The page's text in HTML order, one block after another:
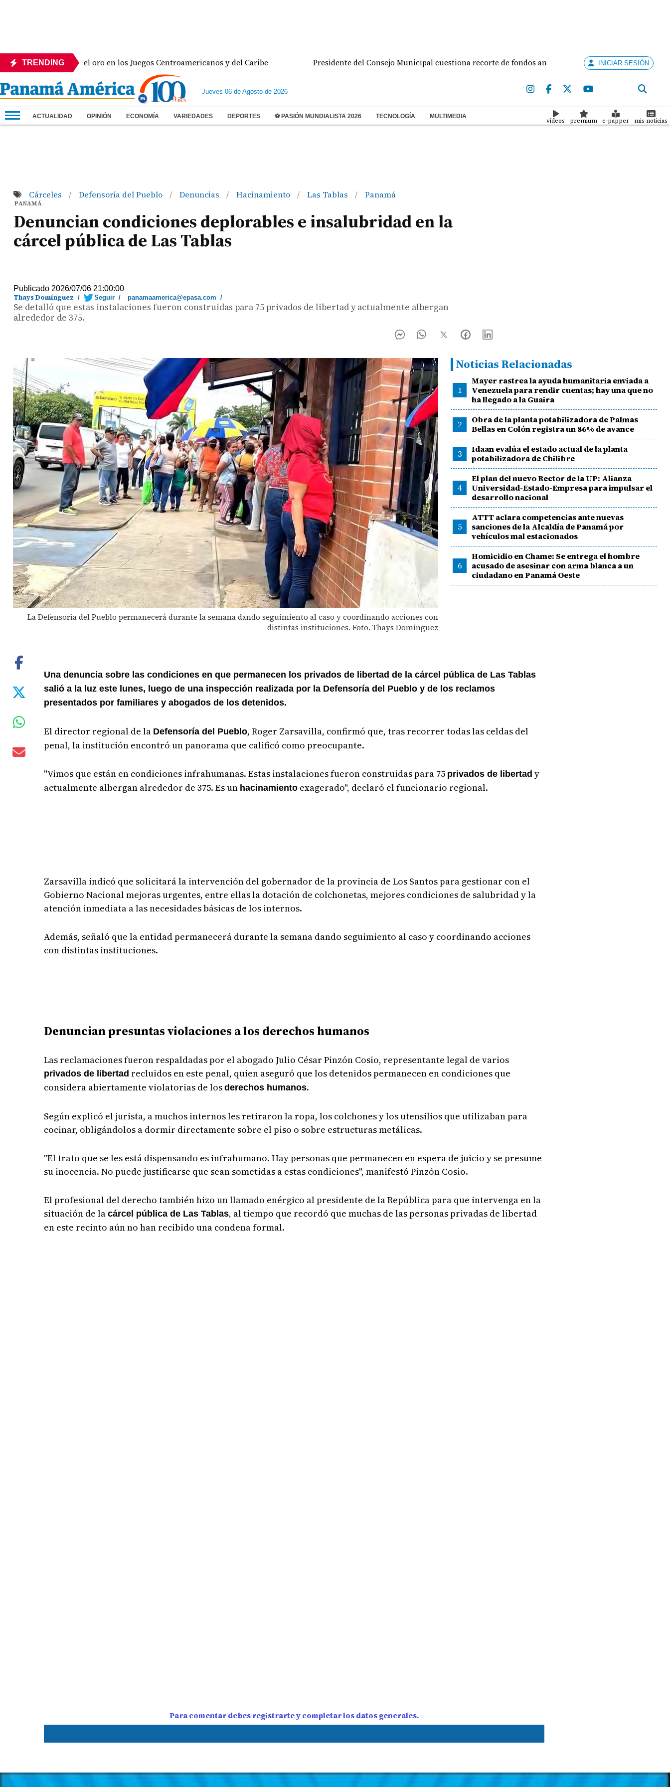
TRENDING
y va por el oro en los Juegos Centroamericanos y del Caribe Presidente del Consejo Municipal cuestiona recorte de fondos anunciado por la alcaldesa Alianza
INICIAR SESIÓN
Jueves 06 de Agosto de 2026
ACTUALIDAD OPINIÓN ECONOMÍA VARIEDADES DEPORTES ⚽ PASIÓN MUNDIALISTA 2026 TECNOLOGÍA MULTIMEDIA
videos premium e-papper mis noticias
Cárceles / Defensoría del Pueblo / Denuncias / Hacinamiento / Las Tablas / Panamá
PANAMÁ
Denuncian condiciones deplorables e insalubridad en la
cárcel pública de Las Tablas
Publicado 2026/07/06 21:00:00
Thays Domínguez / Seguir / panamaamerica@epasa.com /
Se detalló que estas instalaciones fueron construidas para 75 privados de libertad y actualmente albergan
alrededor de 375.
La Defensoría del Pueblo permanecerá durante la semana dando seguimiento al caso y coordinando acciones con
distintas instituciones. Foto. Thays Domínguez
Noticias Relacionadas
1
Mayer rastrea la ayuda humanitaria enviada a
Venezuela para rendir cuentas; hay una que no
ha llegado a la Guaira
2
Obra de la planta potabilizadora de Palmas
Bellas en Colón registra un 86% de avance
3
Idaan evalúa el estado actual de la planta
potabilizadora de Chilibre
4
El plan del nuevo Rector de la UP: Alianza
Universidad-Estado-Empresa para impulsar el
desarrollo nacional
5
ATTT aclara competencias ante nuevas
sanciones de la Alcaldía de Panamá por
vehículos mal estacionados
6
Homicidio en Chame: Se entrega el hombre
acusado de asesinar con arma blanca a un
ciudadano en Panamá Oeste
Una denuncia sobre las condiciones en que permanecen los privados de libertad de la cárcel pública de Las Tablas
salió a la luz este lunes, luego de una inspección realizada por la Defensoría del Pueblo y de los reclamos
presentados por familiares y abogados de los detenidos.
El director regional de la Defensoría del Pueblo, Roger Zarsavilla, confirmó que, tras recorrer todas las celdas del
penal, la institución encontró un panorama que calificó como preocupante.
"Vimos que están en condiciones infrahumanas. Estas instalaciones fueron construidas para 75 privados de libertad y
actualmente albergan alrededor de 375. Es un hacinamiento exagerado", declaró el funcionario regional.
Zarsavilla indicó que solicitará la intervención del gobernador de la provincia de Los Santos para gestionar con el
Gobierno Nacional mejoras urgentes, entre ellas la dotación de colchonetas, mejores condiciones de salubridad y la
atención inmediata a las necesidades básicas de los internos.
Además, señaló que la entidad permanecerá durante la semana dando seguimiento al caso y coordinando acciones
con distintas instituciones.
Denuncian presuntas violaciones a los derechos humanos
Las reclamaciones fueron respaldadas por el abogado Julio César Pinzón Cosio, representante legal de varios
privados de libertad recluidos en este penal, quien aseguró que los detenidos permanecen en condiciones que
considera abiertamente violatorias de losderechos humanos.
Según explicó el jurista, a muchos internos les retiraron la ropa, los colchones y los utensilios que utilizaban para
cocinar, obligándolos a dormir directamente sobre el piso o sobre estructuras metálicas.
"El trato que se les está dispensando es infrahumano. Hay personas que permanecen en espera de juicio y se presume
su inocencia. No puede justificarse que sean sometidas a estas condiciones", manifestó Pinzón Cosio.
El profesional del derecho también hizo un llamado enérgico al presidente de la República para que intervenga en la
situación de lacárcel pública de Las Tablas, al tiempo que recordó que muchas de las personas privadas de libertad
en este recinto aún no han recibido una condena formal.
Para comentar debes registrarte y completar los datos generales.